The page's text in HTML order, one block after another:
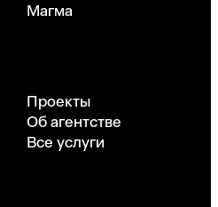
Магма
Проекты
Об агентстве
Все услуги